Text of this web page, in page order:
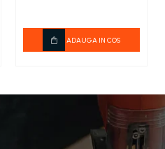
ADAUGA IN COS